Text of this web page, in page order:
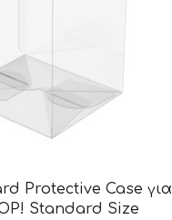
Protective Case για
Standard Size